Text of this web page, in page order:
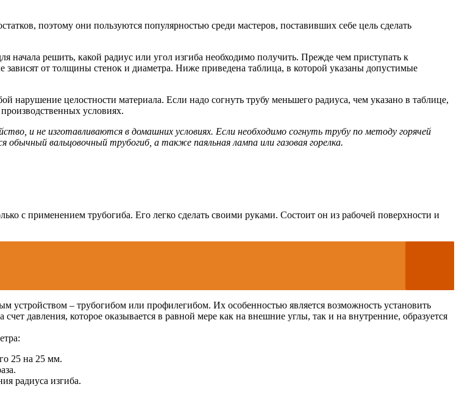
поэтому они пользуются популярностью среди мастеров, поставивших себе цель сделать
начала решить, какой радиус или угол изгиба необходимо получить. Прежде чем приступать к
от толщины стенок и диаметра. Ниже приведена таблица, в которой указаны допустимые
целостности материала. Если надо согнуть трубу меньшего радиуса, чем указано в таблице,
условиях.
и не изготавливаются в домашних условиях. Если необходимо согнуть трубу по методу горячей
вальцовочный трубогиб, а также паяльная лампа или газовая горелка.
с применением трубогиба. Его легко сделать своими руками. Состоит он из рабочей поверхности и
– трубогибом или профилегибом. Их особенностью является возможность установить
давления, которое оказывается в равной мере как на внешние углы, так и на внутренние, образуется
25 на 25 мм.
радиуса изгиба.